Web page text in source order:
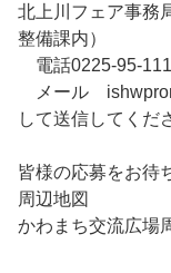
北上川フェア事務
整備課内）
電話0225-95-
メール
して送信してくだ
皆様の応募をお待
周辺地図
かわまち交流広場